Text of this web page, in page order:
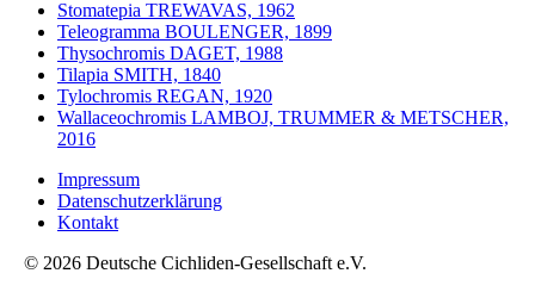
Stomatepia TREWAVAS, 1962
Teleogramma BOULENGER, 1899
Thysochromis DAGET, 1988
Tilapia SMITH, 1840
Tylochromis REGAN, 1920
Wallaceochromis LAMBOJ, TRUMMER & METSCHER,
2016
Impressum
Datenschutzerklärung
Kontakt
© 2026 Deutsche Cichliden-Gesellschaft e.V.